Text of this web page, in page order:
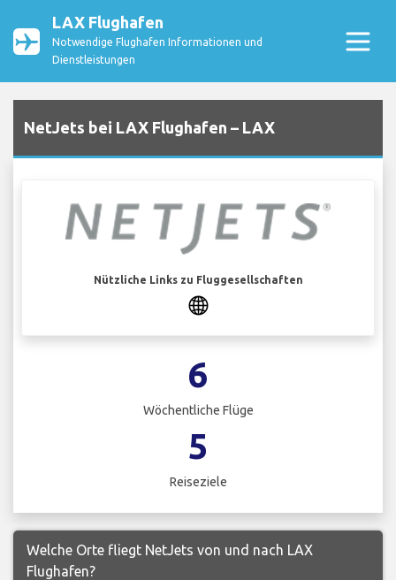
LAX Flughafen
Notwendige Flughafen Informationen und
Dienstleistungen
NetJets bei LAX Flughafen – LAX
Nützliche Links zu Fluggesellschaften
6
Wöchentliche Flüge
5
Reiseziele
Welche Orte fliegt NetJets von und nach LAX
Flughafen?